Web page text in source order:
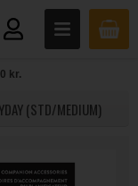
kr.
(STD/MEDIUM)